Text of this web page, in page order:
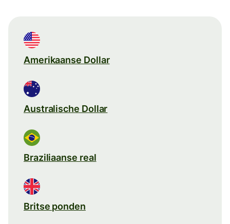
Amerikaanse Dollar
Australische Dollar
Braziliaanse real
Britse ponden